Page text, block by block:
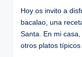
Hoy os invito a
bacalao, una
Santa. En mi
otros platos